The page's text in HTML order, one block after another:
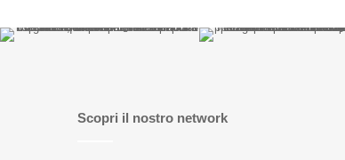
Scopri il nostro network